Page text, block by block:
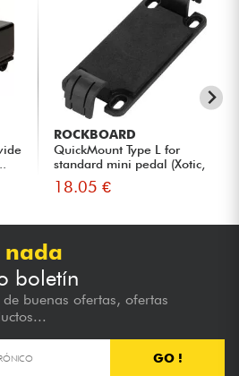
ROCKBOARD
QuickMount Type L for
standard mini pedal (Xotic,
...
18.05 €
nada
boletín
buenas ofertas, ofertas
GO !